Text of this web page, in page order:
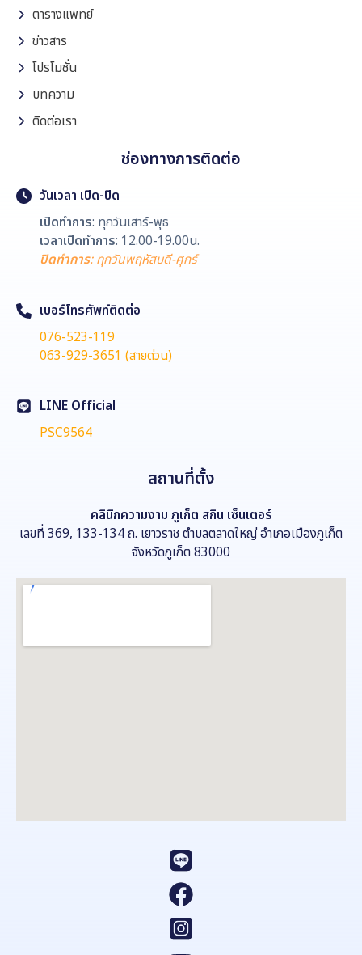
ตารางแพทย์
ข่าวสาร
โปรโมชั่น
บทความ
ติดต่อเรา
ช่องทางการติดต่อ
วันเวลา เปิด-ปิด
เปิดทำการ: ทุกวันเสาร์-พุธ
เวลาเปิดทำการ: 12.00-19.00น.
ปิดทำการ: ทุกวันพฤหัสบดี-ศุกร์
เบอร์โทรศัพท์ติดต่อ
076-523-119
063-929-3651 (สายด่วน)
LINE Official
PSC9564
สถานที่ตั้ง
คลินิกความงาม ภูเก็ต สกิน เซ็นเตอร์
เลขที่ 369, 133-134 ถ. เยาวราช ตำบลตลาดใหญ่ อำเภอเมืองภูเก็ต
จังหวัดภูเก็ต 83000